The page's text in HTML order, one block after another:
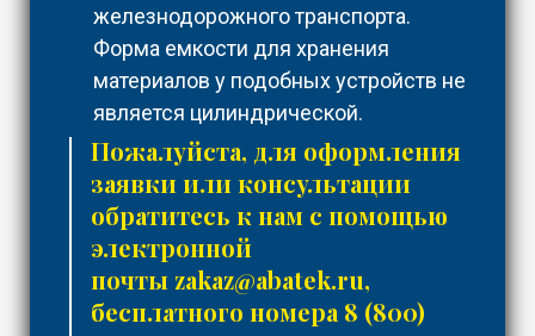
железнодорожного транспорта.
Форма емкости для хранения
материалов у подобных устройств не
является цилиндрической.
Пожалуйста, для оформления
заявки или консультации
обратитесь к нам с помощью
электронной
почтыzakaz@abatek.ru,
бесплатного номера8 (800)